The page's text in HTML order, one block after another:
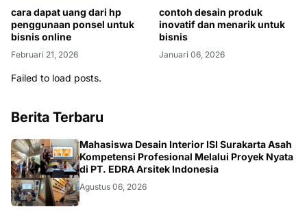
cara dapat uang dari hp
penggunaan ponsel untuk
bisnis online
Februari 21, 2026
Januari 06, 2026
Failed to load posts.
Berita Terbaru
NASIONAL
Mahasiswa Desain Interior ISI Surakarta Asah
Kompetensi Profesional Melalui Proyek Nyata
di PT. EDRA Arsitek Indonesia
Agustus 06, 2026